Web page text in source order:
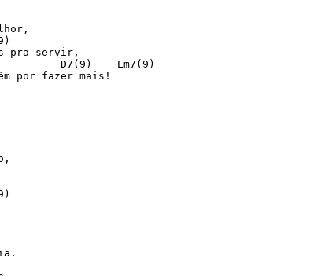
pra servir,
D7(9)    Em7(9)
por fazer mais!